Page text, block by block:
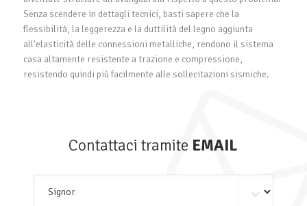
Senza scendere in dettagli tecnici, basti sapere che la
flessibilità, la leggerezza e la duttilità del legno aggiunta
all'elasticità delle connessioni metalliche, rendono il sistema
casa altamente resistente a trazione e compressione,
resistendo quindi più facilmente alle sollecitazioni sismiche.
Contattaci tramite EMAIL